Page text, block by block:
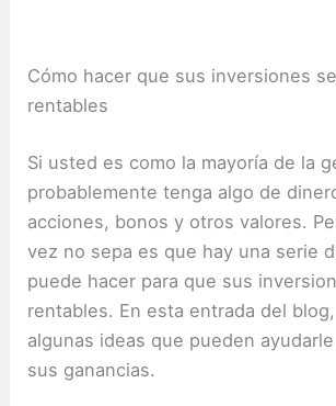
Cómo hacer que sus inversiones
rentables
Si usted es como la mayoría de la
probablemente tenga algo de
acciones, bonos y otros valores.
vez no sepa es que hay una serie
puede hacer para que sus
rentables. En esta entrada del
algunas ideas que pueden
sus ganancias.